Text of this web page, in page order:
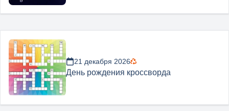
21 декабря 2026
День рождения кроссворда